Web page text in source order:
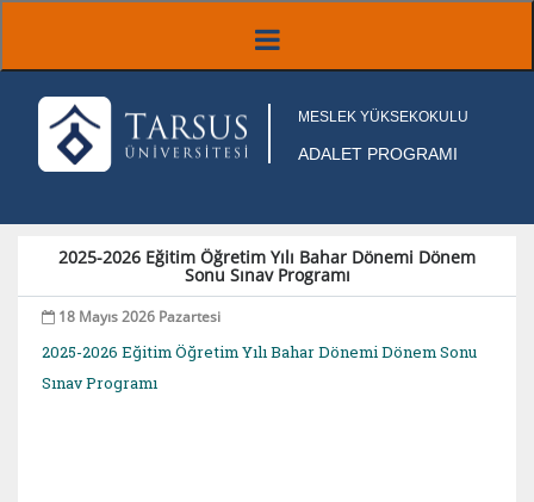
MESLEK YÜKSEKOKULU
ADALET PROGRAMI
2025-2026 Eğitim Öğretim Yılı Bahar Dönemi Dönem
Sonu Sınav Programı
18 Mayıs 2026 Pazartesi
2025-2026 Eğitim Öğretim Yılı Bahar Dönemi Dönem Sonu
Sınav Programı